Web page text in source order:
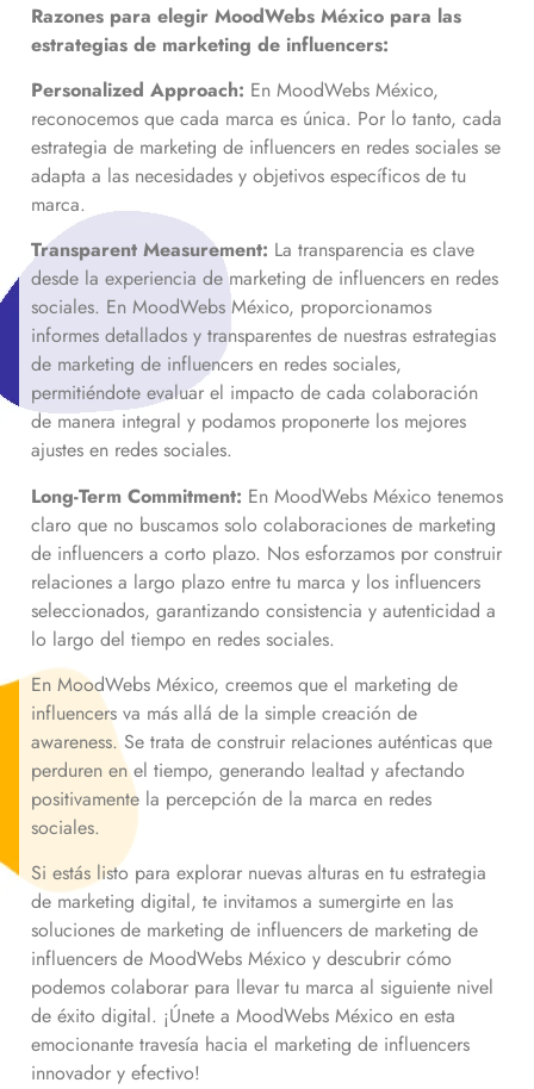
Razones para elegir MoodWebs México para las
estrategias de marketing de influencers:
Personalized Approach: En MoodWebs México,
reconocemos que cada marca es única. Por lo tanto, cada
estrategia de marketing de influencers en redes sociales se
adapta a las necesidades y objetivos específicos de tu
marca.
Transparent Measurement: La transparencia es clave
desde la experiencia de marketing de influencers en redes
sociales. En MoodWebs México, proporcionamos
informes detallados y transparentes de nuestras estrategias
de marketing de influencers en redes sociales,
permitiéndote evaluar el impacto de cada colaboración
de manera integral y podamos proponerte los mejores
ajustes en redes sociales.
Long-Term Commitment: En MoodWebs México tenemos
claro que no buscamos solo colaboraciones de marketing
de influencers a corto plazo. Nos esforzamos por construir
relaciones a largo plazo entre tu marca y los influencers
seleccionados, garantizando consistencia y autenticidad a
lo largo del tiempo en redes sociales.
En MoodWebs México, creemos que el marketing de
influencers va más allá de la simple creación de
awareness. Se trata de construir relaciones auténticas que
perduren en el tiempo, generando lealtad y afectando
positivamente la percepción de la marca en redes
sociales.
Si estás listo para explorar nuevas alturas en tu estrategia
de marketing digital, te invitamos a sumergirte en las
soluciones de marketing de influencers de marketing de
influencers de MoodWebs México y descubrir cómo
podemos colaborar para llevar tu marca al siguiente nivel
de éxito digital. ¡Únete a MoodWebs México en esta
emocionante travesía hacia el marketing de influencers
innovador y efectivo!